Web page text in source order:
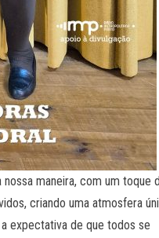
maneira, com um toque
criando uma atmosfera
expectativa de que todos se